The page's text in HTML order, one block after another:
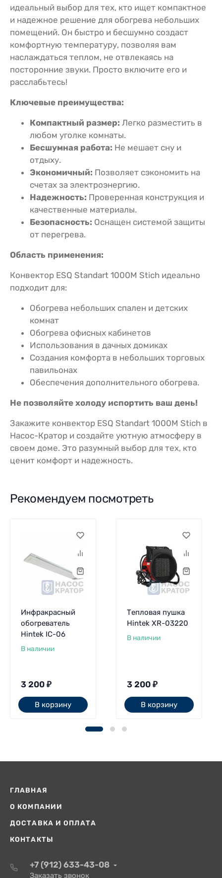
идеальный выбор для тех, кто ищет компактное
и надежное решение для обогрева небольших
помещений. Он быстро и бесшумно создаст
комфортную температуру, позволяя вам
наслаждаться теплом, не отвлекаясь на
посторонние звуки. Просто включите его и
расслабьтесь!
Ключевые преимущества:
Компактный размер: Легко разместить в
любом уголке комнаты.
Бесшумная работа: Не мешает сну и
отдыху.
Экономичный: Позволяет сэкономить на
счетах за электроэнергию.
Надежность: Проверенная конструкция и
качественные материалы.
Безопасность: Оснащен системой защиты
от перегрева.
Область применения:
Конвектор ESQ Standart 1000M Stich идеально
подходит для:
Обогрева небольших спален и детских
комнат
Обогрева офисных кабинетов
Использования в дачных домиках
Создания комфорта в небольших торговых
павильонах
Обеспечения дополнительного обогрева.
Не позволяйте холоду испортить ваш день!
Закажите конвектор ESQ Standart 1000M Stich в
Насос-Кратор и создайте уютную атмосферу в
своем доме. Это разумный выбор для тех, кто
ценит комфорт и надежность.
Рекомендуем посмотреть
Инфракрасный
обогреватель
Hintek IC-06
В наличии
3 200 ₽
В корзину
Тепловая пушка
Hintek XR-03220
В наличии
3 200 ₽
В корзину
ГЛАВНАЯ
О КОМПАНИИ
ДОСТАВКА И ОПЛАТА
КОНТАКТЫ
+7 (912) 633-43-08
Заказать звонок